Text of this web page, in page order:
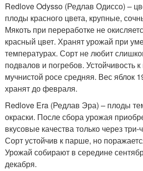
Redlove Odysso (Редлав Одиссо) –
плоды красного цвета, крупные,
Мякоть при переработке не
красный цвет. Хранят урожай при
температурах. Сорт не любит
подвалов и погребов. Устойчивость
мучнистой росе средняя. Вес яблок
хранят до февраля.
Redlove Era (Редлав Эра) – плоды
окраски. После сбора урожая
вкусовые качества только через
Сорт устойчив к парше, но
Урожай собирают в середине
декабря.